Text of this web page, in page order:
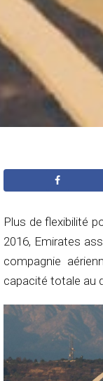
Plus de flexibilité
2016, Emirates
compagnie
capacité totale au